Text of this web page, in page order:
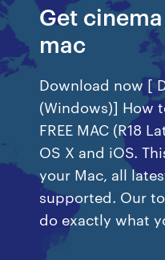
Get
mac
Download now [
(Windows)] How
FREE MAC (R18
OS X and iOS.
your Mac, all
supported. Our
do exactly what